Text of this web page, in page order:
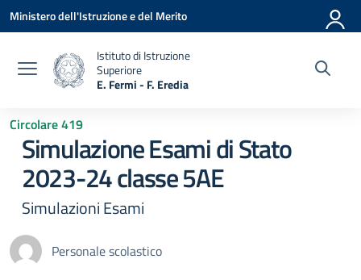
Vai ai contenuti
Vai al menu di navigazione
Vai al footer
Ministero dell'Istruzione e del Merito
Istituto di Istruzione
Superiore
E. Fermi - F. Eredia
Circolare 419
Simulazione Esami di Stato
2023-24 classe 5AE
Simulazioni Esami
Personale scolastico